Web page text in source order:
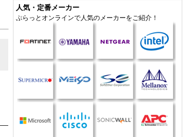
人気・定番メーカー
ぷらっとオンラインで人気のメーカーをご紹介！